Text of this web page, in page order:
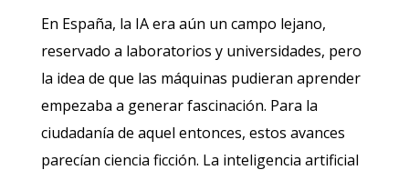
En España, la IA era aún un campo lejano,
reservado a laboratorios y universidades, pero
la idea de que las máquinas pudieran aprender
empezaba a generar fascinación. Para la
ciudadanía de aquel entonces, estos avances
parecían ciencia ficción. La inteligencia artificial